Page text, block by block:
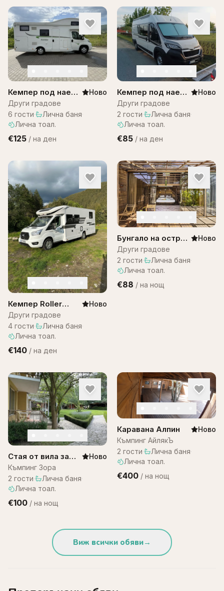
Кемпер под наем
– Citroen
Campervan
Ново
Други градове
6 гости· Лична баня·
Лична тоал.
€125 / на ден
Кемпер под наем
за двама
Ново
Други градове
2 гости· Лична баня·
Лична тоал.
€85 / на ден
Кемпер Roller
team 287
Ново
Други градове
4 гости· Лична баня·
Лична тоал.
€140 / на ден
Бунгало на остров
Бали -Bungalow
Bali WOW! A1
Ново
Други градове
2 гости· Лична баня·
Лична тоал.
€88 / на нощ
Стая от вила за
двама – къмпинг
Зора
Ново
Къмпинг Зора
2 гости· Лична баня·
Лична тоал.
€100 / на нощ
Каравана Алпин
Ново
Къмпинг АйлякЪ
2 гости· Лична баня·
Лична тоал.
€400 / на нощ
Виж всички обяви→